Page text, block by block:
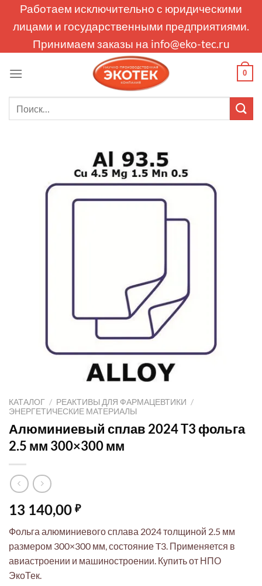
Работаем исключительно с юридическими
лицами и государственными предприятиями.
Принимаем заказы на info@eko-tec.ru
0
КАТАЛОГ / РЕАКТИВЫ ДЛЯ ФАРМАЦЕВТИКИ /
ЭНЕРГЕТИЧЕСКИЕ МАТЕРИАЛЫ
Алюминиевый сплав 2024 T3 фольга
2.5 мм 300×300 мм
13 140,00 ₽
Фольга алюминиевого сплава 2024 толщиной 2.5 мм
размером 300×300 мм, состояние T3. Применяется в
авиастроении и машиностроении. Купить от НПО
ЭкоТек.